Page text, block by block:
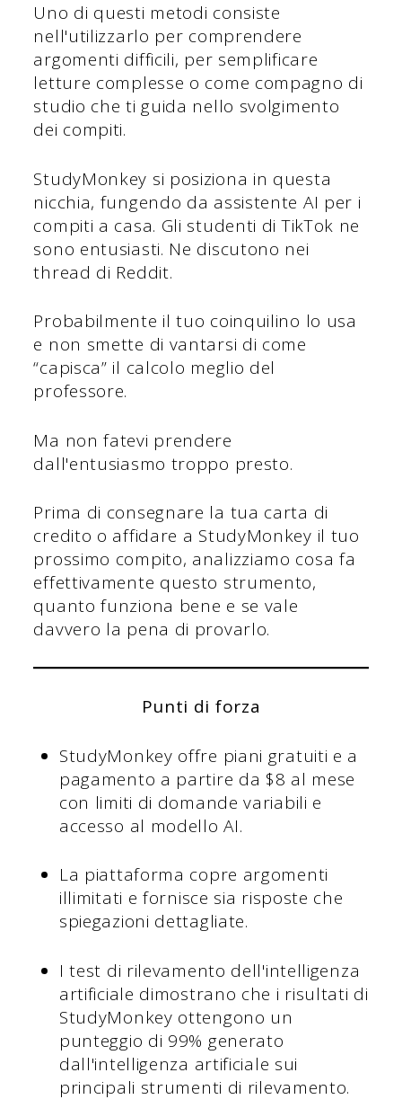
Uno di questi metodi consiste
nell'utilizzarlo per comprendere
argomenti difficili, per semplificare
letture complesse o come compagno di
studio che ti guida nello svolgimento
dei compiti.
StudyMonkey si posiziona in questa
nicchia, fungendo da assistente AI per i
compiti a casa. Gli studenti di TikTok ne
sono entusiasti. Ne discutono nei
thread di Reddit.
Probabilmente il tuo coinquilino lo usa
e non smette di vantarsi di come
“capisca” il calcolo meglio del
professore.
Ma non fatevi prendere
dall'entusiasmo troppo presto.
Prima di consegnare la tua carta di
credito o affidare a StudyMonkey il tuo
prossimo compito, analizziamo cosa fa
effettivamente questo strumento,
quanto funziona bene e se vale
davvero la pena di provarlo.
Punti di forza
StudyMonkey offre piani gratuiti e a
pagamento a partire da $8 al mese
con limiti di domande variabili e
accesso al modello AI.
La piattaforma copre argomenti
illimitati e fornisce sia risposte che
spiegazioni dettagliate.
I test di rilevamento dell'intelligenza
artificiale dimostrano che i risultati di
StudyMonkey ottengono un
punteggio di 99% generato
dall'intelligenza artificiale sui
principali strumenti di rilevamento.